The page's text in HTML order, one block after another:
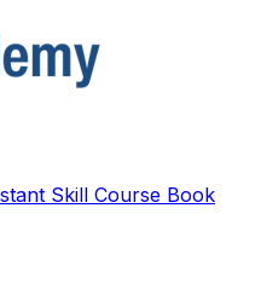
Skill Course Book